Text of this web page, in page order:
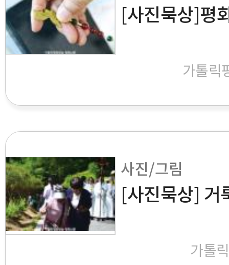
[사진묵상]평
가톨릭
사진/그림
[사진묵상] 거
가톨